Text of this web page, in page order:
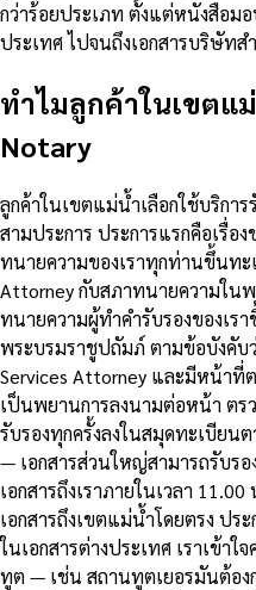
กว่าร้อยประเภท ตั้งแต่หนังสือม
ประเทศ ไปจนถึงเอกสารบริษัท
ทำไมลูกค้าในเขตแ
Notary
ลูกค้าในเขตแม่น้ำเลือกใช้บริการ
สามประการ ประการแรกคือเรื่อ
ทนายความของเราทุกท่านขึ้นทะ
Attorney กับสภาทนายความใน
ทนายความผู้ทำคำรับรองของเร
พระบรมราชูปถัมภ์ ตามข้อบังคับ
Services Attorney และมีหน้าที่
เป็นพยานการลงนามต่อหน้า ตร
รับรองทุกครั้งลงในสมุดทะเบียน
— เอกสารส่วนใหญ่สามารถรับร
เอกสารถึงเราภายในเวลา
เอกสารถึงเขตแม่น้ำโดยตรง ปร
ในเอกสารต่างประเทศ เราเข้า
ทูต — เช่น สถานทูตเยอรมันต้อง